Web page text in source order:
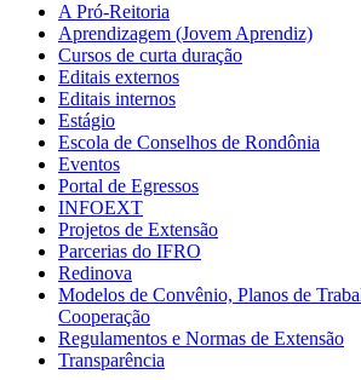
A Pró-Reitoria
Aprendizagem (Jovem Aprendiz)
Cursos de curta duração
Editais externos
Editais internos
Estágio
Escola de Conselhos de Rondônia
Eventos
Portal de Egressos
INFOEXT
Projetos de Extensão
Parcerias do IFRO
Redinova
Modelos de Convênio, Planos de
Cooperação
Regulamentos e Normas de Extensão
Transparência